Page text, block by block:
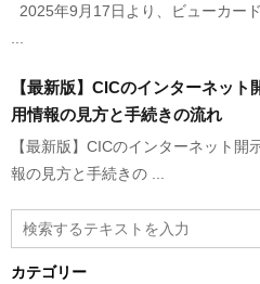
2025年9月17日より、ビューカー
【最新版】CICのインターネッ
用情報の見方と手続きの流れ
【最新版】CICのインターネット
報の見方と手続きの ...
カテゴリー